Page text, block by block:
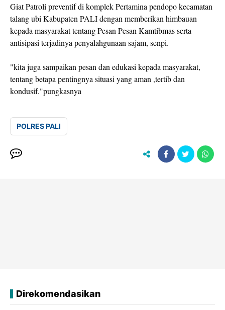
Giat Patroli preventif di komplek Pertamina pendopo kecamatan
talang ubi Kabupaten PALI dengan memberikan himbauan
kepada masyarakat tentang Pesan Pesan Kamtibmas serta
antisipasi terjadinya penyalahgunaan sajam, senpi.
"kita juga sampaikan pesan dan edukasi kepada masyarakat,
tentang betapa pentingnya situasi yang aman ,tertib dan
kondusif."pungkasnya
POLRES PALI
Direkomendasikan